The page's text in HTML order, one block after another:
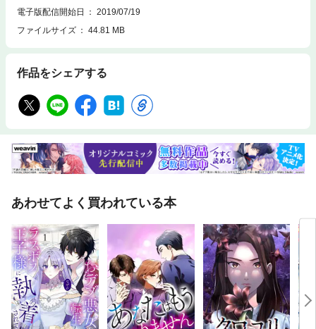
電子版配信開始日
2019/07/19
ファイルサイズ
44.81 MB
作品をシェアする
あわせてよく買われている本